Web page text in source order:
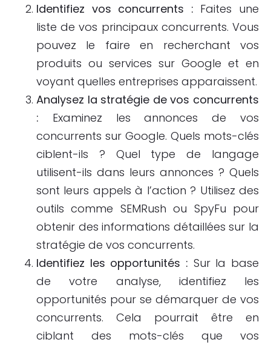
Identifiez vos concurrents : Faites une
liste de vos principaux concurrents. Vous
pouvez le faire en recherchant vos
produits ou services sur Google et en
voyant quelles entreprises apparaissent.
Analysez la stratégie de vos concurrents
: Examinez les annonces de vos
concurrents sur Google. Quels mots-clés
ciblent-ils ? Quel type de langage
utilisent-ils dans leurs annonces ? Quels
sont leurs appels à l’action ? Utilisez des
outils comme SEMRush ou SpyFu pour
obtenir des informations détaillées sur la
stratégie de vos concurrents.
Identifiez les opportunités : Sur la base
de votre analyse, identifiez les
opportunités pour se démarquer de vos
concurrents. Cela pourrait être en
ciblant des mots-clés que vos